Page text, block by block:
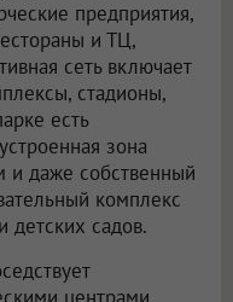
предприятия,
и ТЦ,
сеть включает
стадионы,
есть
зона
и даже собственный
комплекс
садов.